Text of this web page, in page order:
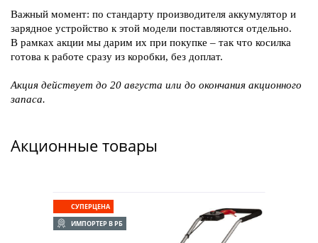
Важный момент: по стандарту производителя аккумулятор и
зарядное устройство к этой модели поставляются отдельно.
В рамках акции мы дарим их при покупке – так что косилка
готова к работе сразу из коробки, без доплат.
Акция действует до 20 августа или до окончания акционного
запаса.
Акционные товары
СУПЕРЦЕНА
ИМПОРТЕР В РБ